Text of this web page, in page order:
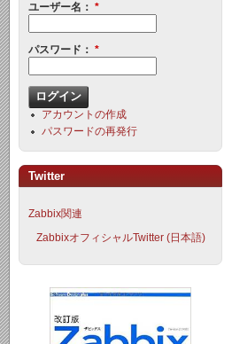
ユーザー名： *
パスワード： *
アカウントの作成
パスワードの再発行
Twitter
Zabbix関連
ZabbixオフィシャルTwitter (日本語)